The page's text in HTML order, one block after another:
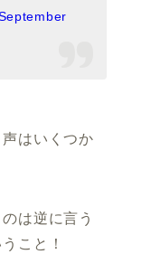
はいくつか
は逆に言う
こと！